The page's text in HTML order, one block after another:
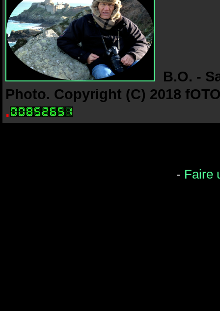
B.O. -
Photo. Copyright (C) 2018
.
- Faire